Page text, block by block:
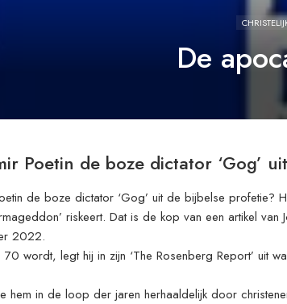
De
Poetin de boze dictator ‘Gog’
de boze dictator ‘Gog’ uit de bijbelse profetie?
riskeert. Dat is de kop van een artikel van
2022.
70 wordt, legt hij in zijn ‘The Rosenberg Report’ uit
hem in de loop der jaren herhaaldelijk door